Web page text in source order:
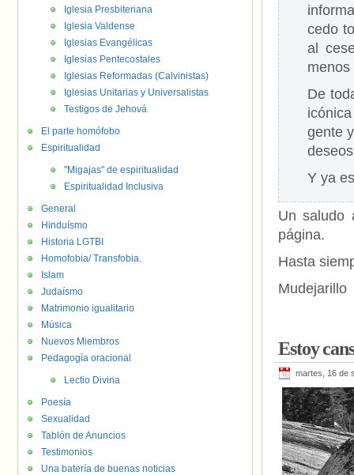
cedo
al
menos
De
gente
Y ya
Un saludo
página.
Hasta
Mudejarillo
Estoy
martes, 16 de
Iglesia Presbiteriana
Iglesia Valdense
Iglesias Evangélicas
Iglesias Pentecostales
Iglesias Reformadas (Calvinistas)
Iglesias Unitarias y Universalistas
Testigos de Jehová
El parte homófobo
Espiritualidad
"Migajas" de espiritualidad
Espiritualidad Inclusiva
General
Hinduísmo
Historia LGTBI
Homofobia/ Transfobia.
Islam
Judaísmo
Matrimonio igualitario
Música
Nuevos Miembros
Pedagogía oracional
Lectio Divina
Poesía
Sexualidad
Tablón de Anuncios
Testimonios
Una batería de buenas noticias